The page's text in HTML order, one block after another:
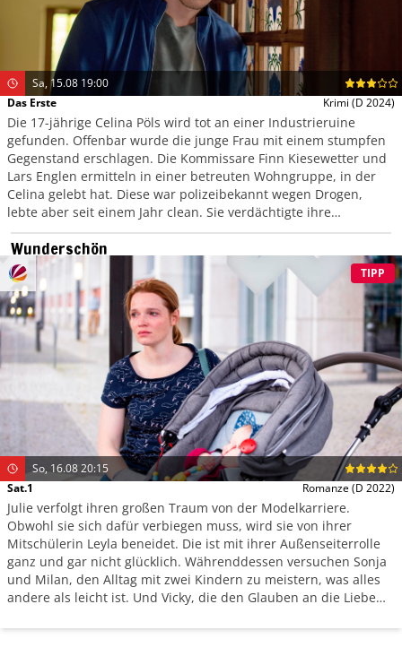
Sa, 15.08 19:00
Das Erste
Krimi (D 2024)
Die 17-jährige Celina Pöls wird tot an einer Industrieruine
gefunden. Offenbar wurde die junge Frau mit einem stumpfen
Gegenstand erschlagen. Die Kommissare Finn Kiesewetter und
Lars Englen ermitteln in einer betreuten Wohngruppe, in der
Celina gelebt hat. Diese war polizeibekannt wegen Drogen,
lebte aber seit einem Jahr clean. Sie verdächtigte ihre
Mitbewohnerin Oxana, Drogentests manipuliert zu haben.
Wunderschön
TIPP
So, 16.08 20:15
Sat.1
Romanze(D 2022)
Julie verfolgt ihren großen Traum von der Modelkarriere.
Obwohl sie sich dafür verbiegen muss, wird sie von ihrer
Mitschülerin Leyla beneidet. Die ist mit ihrer Außenseiterrolle
ganz und gar nicht glücklich. Währenddessen versuchen Sonja
und Milan, den Alltag mit zwei Kindern zu meistern, was alles
andere als leicht ist. Und Vicky, die den Glauben an die Liebe